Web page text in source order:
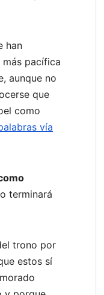
han
pacífica
aunque no
que
como
vía
terminará
trono por
estos sí